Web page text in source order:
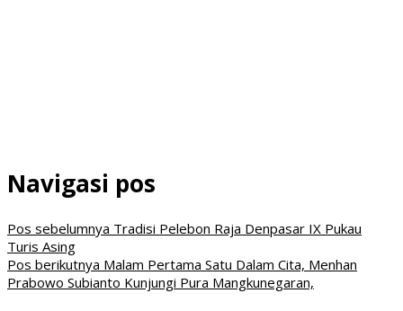
Navigasi pos
Pos sebelumnya Tradisi Pelebon Raja Denpasar IX Pukau
Turis Asing
Pos berikutnya Malam Pertama Satu Dalam Cita, Menhan
Prabowo Subianto Kunjungi Pura Mangkunegaran,